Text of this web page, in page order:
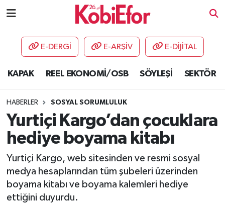
E-DERGİ E-ARŞİV E-DİJİTAL
KAPAK REEL EKONOMİ/OSB SÖYLEŞİ SEKTÖR
HABERLER SOSYAL SORUMLULUK
Yurtiçi Kargo’dan çocuklara
hediye boyama kitabı
Yurtiçi Kargo, web sitesinden ve resmi sosyal
medya hesaplarından tüm şubeleri üzerinden
boyama kitabı ve boyama kalemleri hediye
ettiğini duyurdu.
AKADEMİ
DESTEK-TEŞVİK
ETKİNLİK
GÜNCEL
HABERLER
KAPAK